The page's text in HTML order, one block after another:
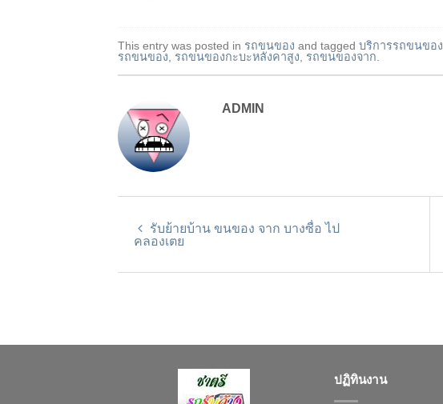
This entry was posted in รถขนของ and tagged บริการรถขนของ
รถขนของ
รถขนของกะบะหลังคาสูง รถขนของจาก
ADMIN
รับย้ายบ้าน ขนของ จาก บางซื่อ ไป
คลองเตย
ปฏิทินงาน